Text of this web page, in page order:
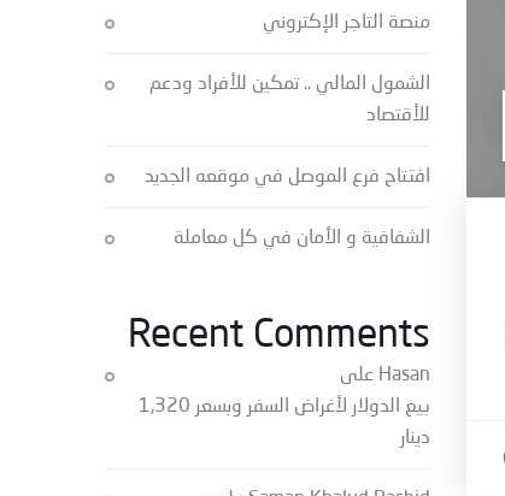
منصة التاجر الإكتروني
الشمول المالي .. تمكين للأفراد ودعم
للأقتصاد
افتتاح فرع الموصل في موقعه الجديد
الشفافية و الأمان في كل معاملة
Recent Comments
Hasan على
بيع الدولار لأغراض السفر وبسعر 1,320
دينار